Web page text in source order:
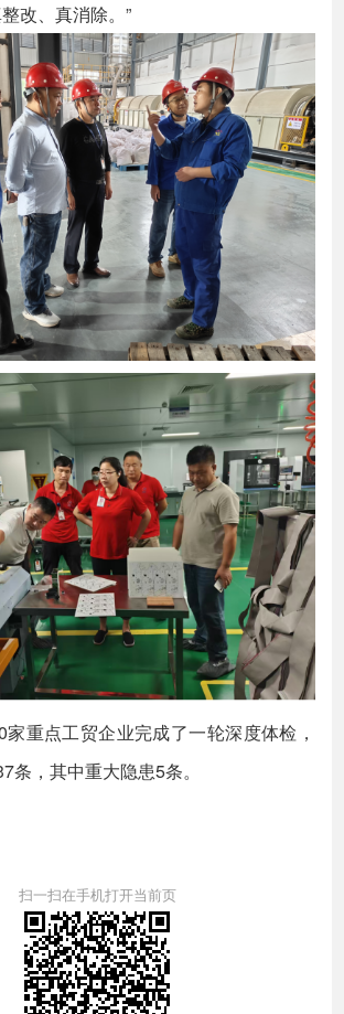
改、真消除。”
点工贸企业完成了一轮深度体检，
条，其中重大隐患5条。
扫一扫在手机打开当前页